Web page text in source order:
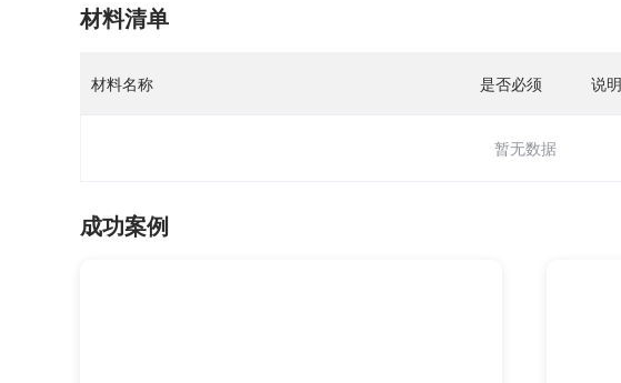
材料清单
材料名称 是否必须 说明
暂无数据
成功案例